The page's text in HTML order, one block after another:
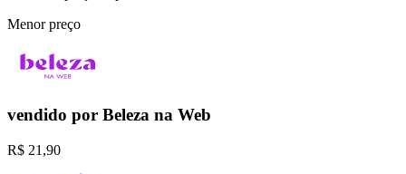
Menor preço
vendido por Beleza na Web
R$ 21,90